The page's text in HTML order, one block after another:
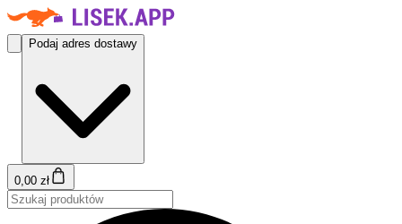
Podaj adres dostawy
0,00 zł